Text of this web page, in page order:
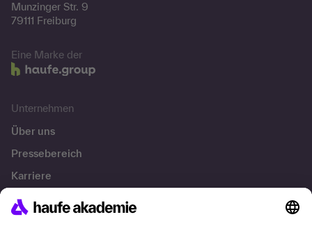
Munzinger Str. 9
79111 Freiburg
Eine Marke der
Unternehmen
Über uns
Pressebereich
Karriere
Referenzen